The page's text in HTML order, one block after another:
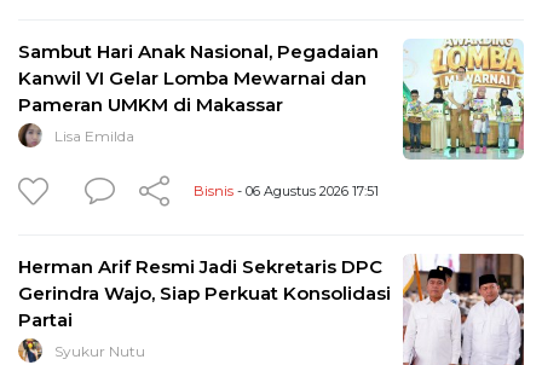
Sambut Hari Anak Nasional, Pegadaian
Kanwil VI Gelar Lomba Mewarnai dan
Pameran UMKM di Makassar
Lisa Emilda
Bisnis - 06 Agustus 2026 17:51
Herman Arif Resmi Jadi Sekretaris DPC
Gerindra Wajo, Siap Perkuat Konsolidasi
Partai
Syukur Nutu